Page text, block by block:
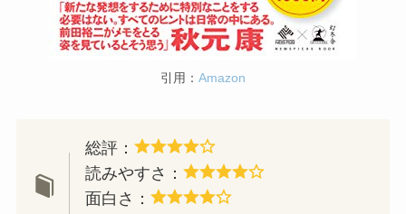
引用： Amazon
総評：
読みやすさ：
面白さ：